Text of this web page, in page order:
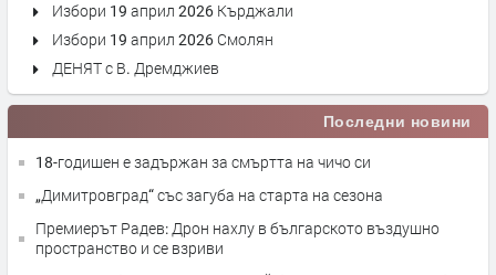
Избори 19 април 2026 Кърджали
Избори 19 април 2026 Смолян
ДЕНЯТ с В. Дремджиев
Последни новини
18-годишен е задържан за смъртта на чичо си
„Димитровград“ със загуба на старта на сезона
Премиерът Радев: Дрон нахлу в българското въздушно
пространство и се взриви